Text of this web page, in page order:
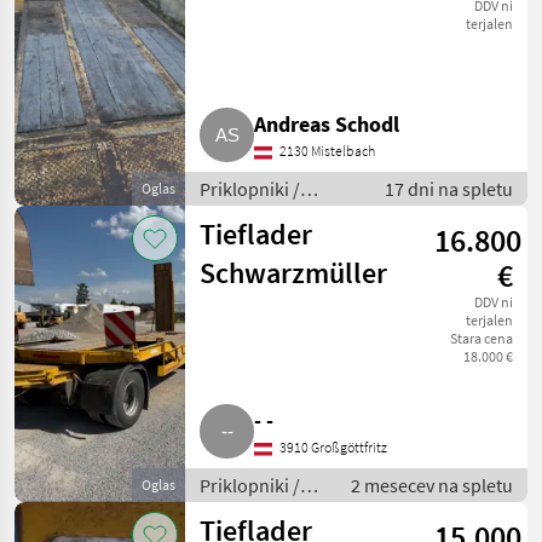
Oglas
DDV ni
terjalen
Andreas Schodl
2130 Mistelbach
Priklopniki /
Nizkopodni
priklopnik
17 dni na spletu
Oglas
Tieflader
Schwarzmüller
16.800
€
DDV ni
terjalen
Stara cena
18.000 €
- -
3910 Großgöttfritz
Priklopniki /
Nizkopodni
priklopnik
2 mesecev na spletu
Tieflader